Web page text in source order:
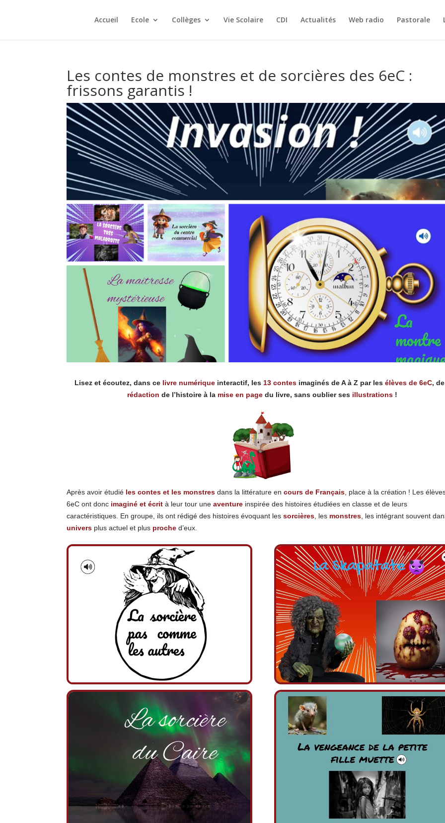
Accueil Ecole Collèges Vie Scolaire CDI Actualités Web radio Pastorale
Les contes de monstres et de sorcières des 6eC :
frissons garantis !
Lisez et écoutez, dans ce livre numériqueinteractif, les13 contesimaginés de A à Z par les élèves de 6eC,
rédaction de l’histoire à la mise en page du livre, sans oublier ses illustrations !
Après avoir étudié les contes et les monstres dans la littérature encours de Français, place à la création ! Les
6eC ont donc imaginé et écrit à leur tour uneaventure inspirée des histoires étudiées en classe et de leurs
caractéristiques. En groupe, ils ont rédigé des histoires évoquant lessorcières, les monstres, les intégrant souvent
univers plus actuel et plus proche d’eux.